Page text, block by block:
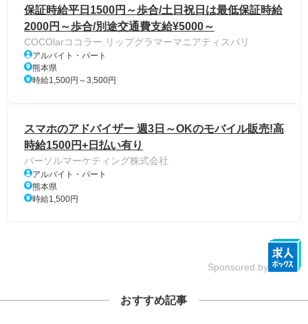
保証時給平日1500円～歩合/土日祝日は最低保証時給
2000円～歩合/別途交通費支給¥5000～
COCOlarココラー.リップグラマーマニアティスパリ
アルバイト・パート
熊本県
時給1,500円～3,500円
スマホのアドバイザー 週3日～OKのモバイル販売!高
時給1500円+日払い有り
パーソルマーケティング株式会社
アルバイト・パート
熊本県
時給1,500円
Sponsored by
おすすめ記事